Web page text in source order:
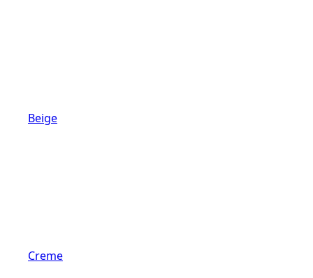
Beige
Creme